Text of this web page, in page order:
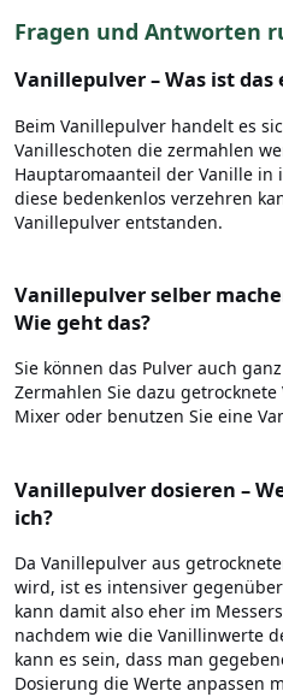
Fragen und Antworten
Vanillepulver – Was ist
Beim Vanillepulver handelt es
Vanilleschoten die zermahlen
Hauptaromaanteil der Vanille in
diese bedenkenlos verzehren
Vanillepulver entstanden.
Vanillepulver selber
Wie geht das?
Sie können das Pulver auch
Zermahlen Sie dazu
Mixer oder benutzen Sie eine
Vanillepulver dosieren –
ich?
Da Vanillepulver aus
wird, ist es intensiver
kann damit also eher im
nachdem wie die Vanillinwerte
kann es sein, dass man
Dosierung die Werte anpassen